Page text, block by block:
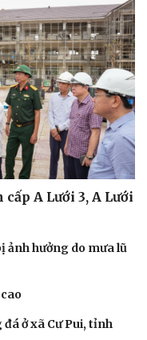
A Lưới 3, A Lưới
ảnh hưởng do mưa lũ
ở xã Cư Pui, tỉnh